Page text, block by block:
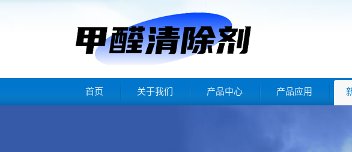
首页 关于我们 产品中心 产品应用